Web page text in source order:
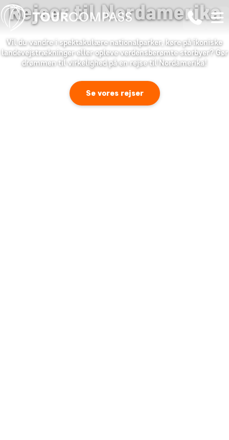
Rejser til Nordamerika
Vil du vandre i spektakulære nationalparker, køre på ikoniske
landevejstrækninger eller opleve verdensberømte storbyer? Gør
drømmen til virkelighed på en rejse til Nordamerika!
Se vores rejser